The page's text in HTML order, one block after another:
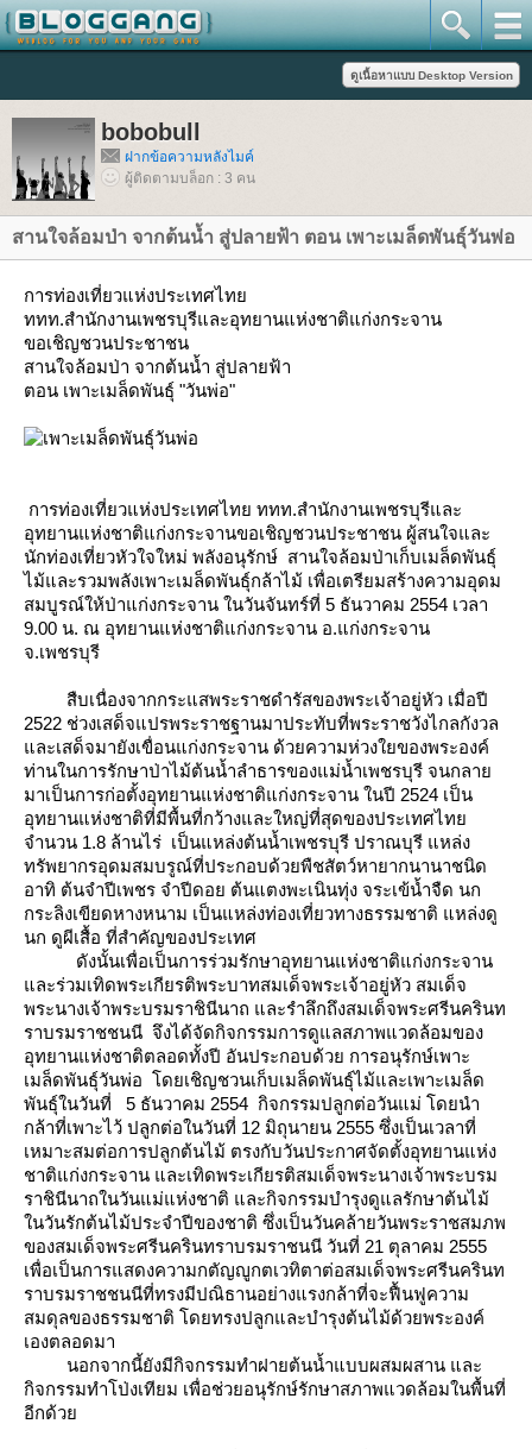
bobobull
ฝากข้อความหลังไมค์
ผู้ติดตามบล็อก : 3 คน
สานใจล้อมป่า จากต้นน้ำ สู่ปลายฟ้า ตอน เพาะเมล็ดพันธุ์วันพ่อ
การท่องเที่ยวแห่งประเทศไท
ททท.สำนักงานเพชรบุรีและอุทยานแห่งชาติแก่งกระจาน
ขอเชิญชวนประชาชน
สานใจล้อมป่า จากต้นน้ำ สู่ปลายฟ้า
ตอน เพาะเมล็ดพันธุ์ "วันพ่อ"
การท่องเที่ยวแห่งประเทศไทย ททท.สำนักงานเพชรบุรีและ
อุทยานแห่งชาติแก่งกระจานขอเชิญชวนประชาชน ผู้สนใจและ
นักท่องเที่ยวหัวใจใหม่ พลังอนุรักษ์ สานใจล้อมป่าเก็บเมล็ดพันธุ์
ไม้และรวมพลังเพาะเมล็ดพันธุ์กล้าไม้ เพื่อเตรียมสร้างความอุดม
สมบูรณ์ให้ป่าแก่งกระจาน ในวันจันทร์ที่ 5 ธันวาคม 2554 เวลา
9.00 น. ณ อุทยานแห่งชาติแก่งกระจาน อ.แก่งกระจาน
จ.เพชรบุ
สืบเนื่องจากกระแสพระราชดำรัสของพระเจ้าอยู่หัว เมื่อปี
2522 ช่วงเสด็จแปรพระราชฐานมาประทับที่พระราชวังไกลกังวล
ละเสด็จมายังเขื่อนแก่งกระจาน ด้วยความห่วงใยของพระองค์
ท่านในการรักษาป่าไม้ต้นน้ำลำธารของแม่น้ำเพชรบุรี จนกลา
มาเป็นการก่อตั้งอุทยานแห่งชาติแก่งกระจาน ในปี 2524 เป็น
อุทยานแห่งชาติที่มีพื้นที่กว้างและใหญ่ที่สุดของประเทศไท
จำนวน 1.8 ล้านไร่ เป็นแหล่งต้นน้ำเพชรบุรี ปราณบุรี แหล่ง
ทรัพยากรอุดมสมบรูณ์ที่ประกอบด้วยพืชสัตว์หายากนานาชนิด
อาทิ ต้นจำปีเพชร จำปีดอย ต้นแตงพะเนินทุ่ง จระเข้น้ำจืด นก
กระลิงเขียดหางหนาม เป็นแหล่งท่องเที่ยวทางธรรมชาติ แหล่งดู
นก ดูผีเสื้อ ที่สำคัญของประเทศ
ดังนั้นเพื่อเป็นการร่วมรักษาอุทยานแห่งชาติแก่งกระจาน
ละร่วมเทิดพระเกียรติพระบาทสมเด็จพระเจ้าอยู่หัว สมเด็จ
พระนางเจ้าพระบรมราชินีนาถ และรำลึกถึงสมเด็จพระศรีนครินท
ราบรมราชชนนี จึงได้จัดกิจกรรมการดูแลสภาพแวดล้อมของ
อุทยานแห่งชาติตลอดทั้งปี อันประกอบด้วย การอนุรักษ์เพาะ
เมล็ดพันธุ์วันพ่อ โดยเชิญชวนเก็บเมล็ดพันธุ์ไม้และเพาะเมล็ด
พันธุ์ในวันที่ 5 ธันวาคม 2554 กิจกรรมปลูกต่อวันแม่ โดยนำ
กล้าที่เพาะไว้ ปลูกต่อในวันที่ 12 มิถุนายน 2555 ซึ่งเป็นเวลาที่
เหมาะสมต่อการปลูกต้นไม้ ตรงกับวันประกาศจัดตั้งอุทยานแห่ง
ชาติแก่งกระจาน และเทิดพระเกียรติสมเด็จพระนางเจ้าพระบรม
ราชินีนาถในวันแม่แห่งชาติ และกิจกรรมบำรุงดูแลรักษาต้นไม้
นวันรักต้นไม้ประจำปีของชาติ ซึ่งเป็นวันคล้ายวันพระราชสมภพ
ของสมเด็จพระศรีนครินทราบรมราชนนี วันที่ 21 ตุลาคม 2555
เพื่อเป็นการแสดงความกตัญญูกตเวทิตาต่อสมเด็จพระศรีนครินท
ราบรมราชชนนีที่ทรงมีปณิธานอย่างแรงกล้าที่จะฟื้นฟูความ
สมดุลของธรรมชาติ โดยทรงปลูกและบำรุงต้นไม้ด้วยพระองค์
เองตลอดมา
นอกจากนี้ยังมีกิจกรรมทำฝายต้นน้ำแบบผสมผสาน และ
กิจกรรมทำโป่งเทียม เพื่อช่วยอนุรักษ์รักษาสภาพแวดล้อมในพื้นที่
อีกด้ว